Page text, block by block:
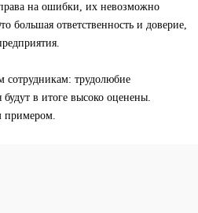
на ошибки, их невозможно
большая ответственность и доверие,
сотрудникам: трудолюбие
в итоге высоко оценены.
примером.